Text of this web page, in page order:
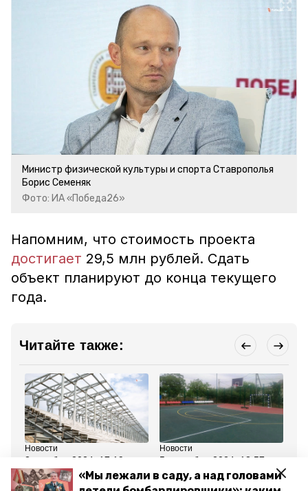
«Мы лежали в саду, а над головами
Министр физической культуры и спорта Ставрополья
Борис Семеняк
Фото: ИА «Победа26»
Напомним, что стоимость проекта
достигает 29,5 млн рублей. Сдать
объект планируют до конца текущего
года.
Читайте также:
Новости
2 октября 2024, 17:19
Более 70 спортивных
объектов открыли за
Новости
5 сентября 2024, 13:57
Спортивную площадку
благодаря госпрограмме